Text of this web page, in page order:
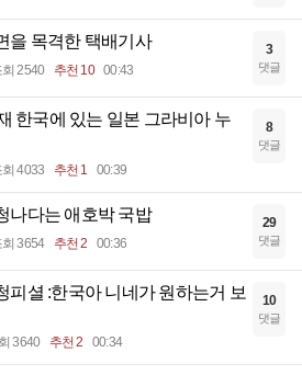
을 목격한 택배기사
회 2540 추천 10 00:43
3
댓글
한국에 있는 일본 그라비아 누
회 4033 추천 1 00:39
8
댓글
나다는 애호박 국밥
회 3654 추천 2 00:36
29
댓글
피셜 :한국아 니네가 원하는거 보
3640 추천 2 00:34
10
댓글